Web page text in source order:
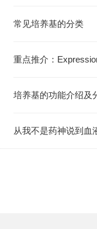
常见培养基的分类
培养基的功能介绍及